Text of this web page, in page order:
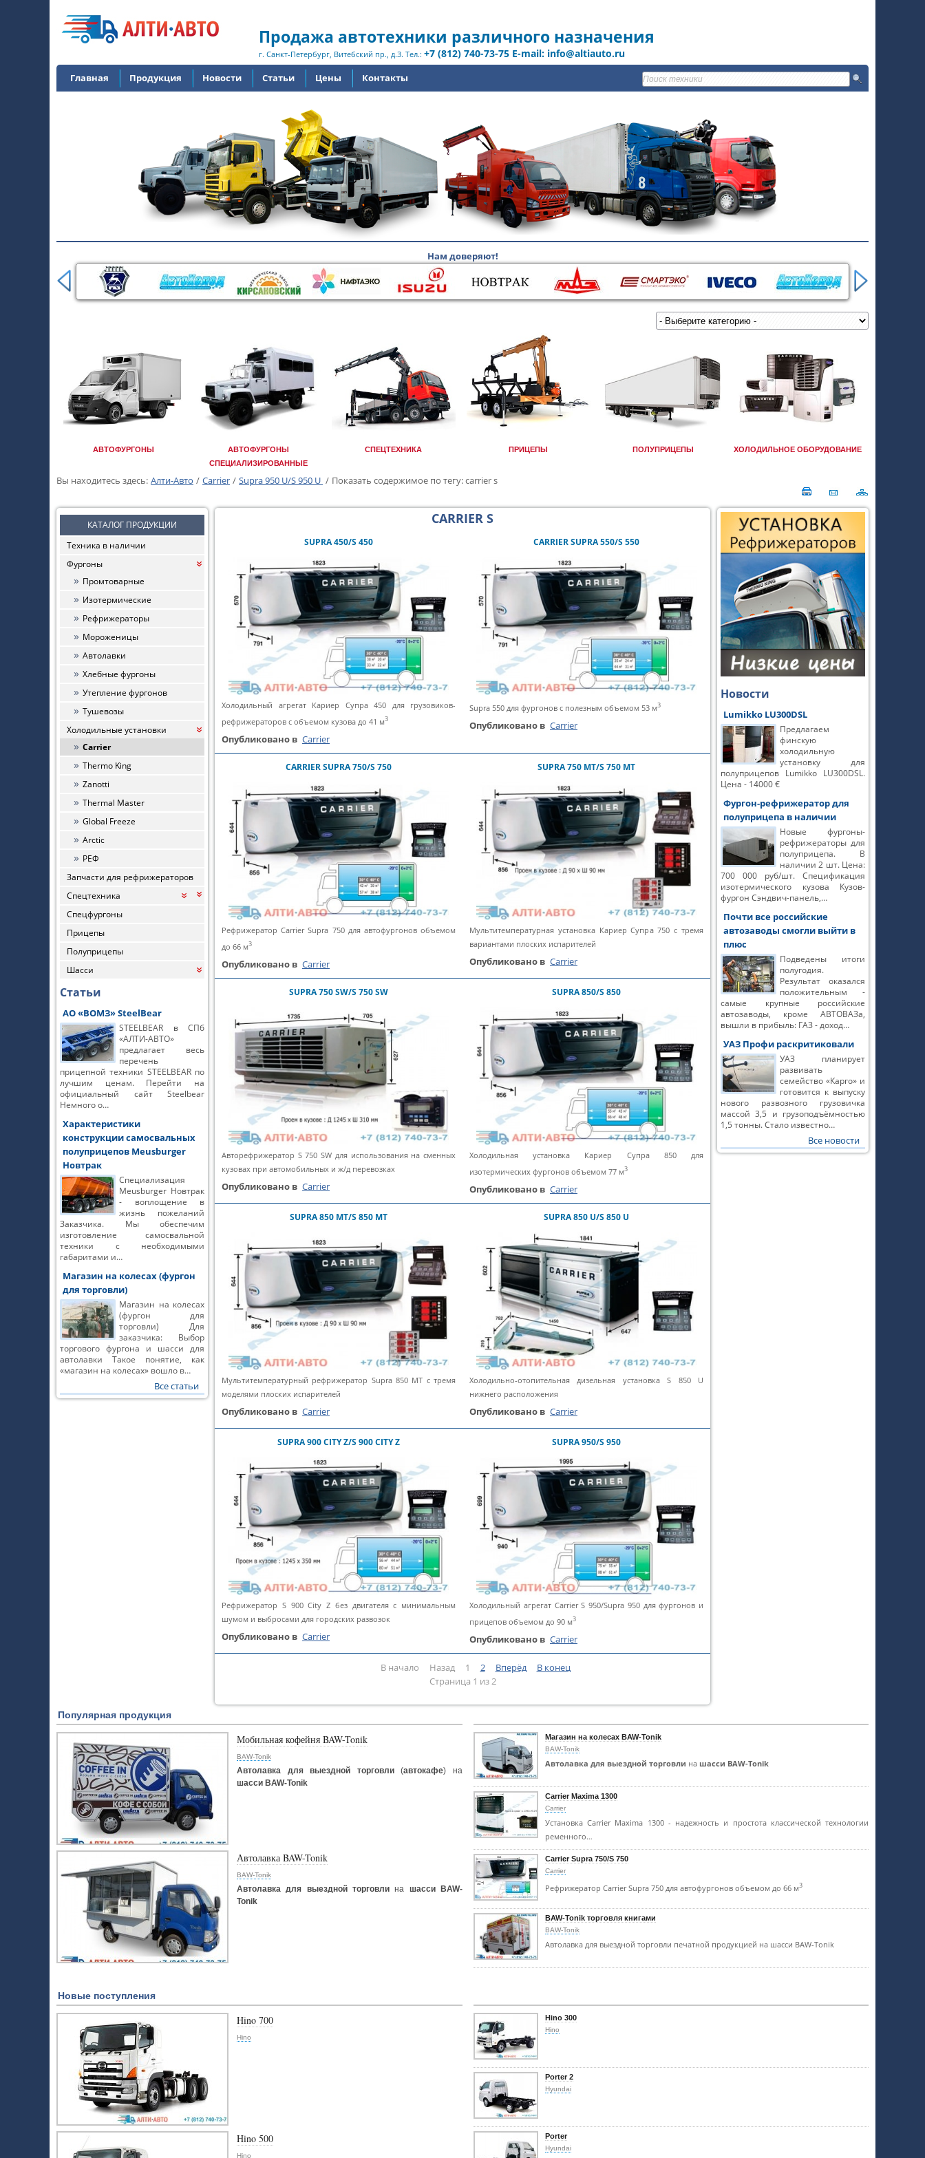
Продажа автотехники различного назначения
г. Санкт-Петербург, Витебский пр., д.3. Тел.: +7 (812) 740-73-75 E-mail: info@altiauto.ru
Главная Продукция Новости Статьи Цены Контакты
Нам доверяют!
АВТОФУРГОНЫ
АВТОФУРГОНЫ
СПЕЦИАЛИЗИРОВАННЫЕ
СПЕЦТЕХНИКА ПРИЦЕПЫ ПОЛУПРИЦЕПЫ ХОЛОДИЛЬНОЕ ОБОРУДОВАНИЕ
Вы находитесь здесь: Алти-Авто / Carrier / Supra 950 U/S 950 U / Показать содержимое по тегу: carrier s
КАТАЛОГ ПРОДУКЦИИ
Техника в наличии
Фургоны
«
Промтоварные
Изотермические
Рефрижераторы
Мороженицы
Автолавки
Хлебные фургоны
Утепление фургонов
Тушевозы
Холодильные установки
«
Carrier
Thermo King
Zanotti
Thermal Master
Global Freeze
Arctic
РЕФ
Запчасти для рефрижераторов
«
Спецтехника «
Спецфургоны
Прицепы
Полуприцепы
Шасси
«
Статьи
АО «ВОМЗ» SteelBear
STEELBEAR в СПб
«АЛТИ-АВТО»
предлагает весь
перечень
прицепной техники STEELBEAR по
лучшим ценам. Перейти на
официальный сайт Steelbear
Немного о…
Характеристики
конструкции самосвальных
полуприцепов Meusburger
Новтрак
Специализация
Meusburger Новтрак
- воплощение в
жизнь пожеланий
Заказчика. Мы обеспечим
изготовление самосвальной
техники с необходимыми
габаритами и…
Магазин на колесах (фургон
для торговли)
Магазин на колесах
(фургон для
торговли) Для
заказчика: Выбор
торгового фургона и шасси для
автолавки Такое понятие, как
«магазин на колесах» вошло в…
Все статьи
CARRIER S
SUPRA 450/S 450
Холодильный агрегат Кариер Супра 450 для грузовиков-
рефрижераторов с объемом кузова до 41 м3
Опубликовано в Carrier
CARRIER SUPRA 550/S 550
Supra 550 для фургонов с полезным объемом 53 м3
Опубликовано в Carrier
CARRIER SUPRA 750/S 750
Рефрижератор Carrier Supra 750 для автофургонов объемом
до 66 м3
Опубликовано в Carrier
SUPRA 750 MT/S 750 MT
Мультитемпературная установка Кариер Супра 750 с тремя
вариантами плоских испарителей
Опубликовано в Carrier
SUPRA 750 SW/S 750 SW
Авторефрижератор S 750 SW для использования на сменных
кузовах при автомобильных и ж/д перевозках
Опубликовано в Carrier
SUPRA 850/S 850
Холодильная установка Кариер Супра 850 для
изотермических фургонов объемом 77 м3
Опубликовано в Carrier
SUPRA 850 MT/S 850 MT
Мультитемпературный рефрижератор Supra 850 MT с тремя
моделями плоских испарителей
Опубликовано в Carrier
SUPRA 850 U/S 850 U
Холодильно-отопительная дизельная установка S 850 U
нижнего расположения
Опубликовано в Carrier
SUPRA 900 CITY Z/S 900 CITY Z
Рефрижератор S 900 City Z без двигателя с минимальным
шумом и выбросами для городских развозок
Опубликовано в Carrier
SUPRA 950/S 950
Холодильный агрегат Carrier S 950/Supra 950 для фургонов и
прицепов объемом до 90 м3
Опубликовано в Carrier
В начало Назад 1 2 Вперёд
В конец
Страница 1 из 2
Новости
Lumikko LU300DSL
Предлагаем
финскую
холодильную
установку для
полуприцепов Lumikko LU300DSL.
Цена - 14000 €
Фургон-рефрижератор для
полуприцепа в наличии
Новые фургоны-
рефрижераторы для
полуприцепа. В
наличии 2 шт. Цена:
700 000 руб/шт. Спецификация
изотермического кузова Кузов-
фургон Сэндвич-панель,…
Почти все российские
автозаводы смогли выйти в
плюс
Подведены итоги
полугодия.
Результат оказался
положительным -
самые крупные российские
автозаводы, кроме АВТОВАЗа,
вышли в прибыль: ГАЗ - доход…
УАЗ Профи раскритиковали
УАЗ планирует
развивать
семейство «Карго» и
готовится к выпуску
нового развозного грузовичка
массой 3,5 и грузоподъёмностью
1,5 тонны. Стало известно…
Все новости
Популярная продукция
Мобильная кофейня BAW-Tonik
BAW-Tonik
Автолавка для выездной торговли(автокафе) на
шасси BAW-Tonik
Автолавка BAW-Tonik
BAW-Tonik
Автолавка для выездной торговли на шасси BAW-
Tonik
Магазин на колесах BAW-Tonik
BAW-Tonik
Автолавка для выездной торговли на шасси BAW-Tonik
Carrier Maxima 1300
Carrier
Установка Carrier Maxima 1300 - надежность и простота классической технологии
ременного…
Carrier Supra 750/S 750
Carrier
Рефрижератор Carrier Supra 750 для автофургонов объемом до 66 м3
BAW-Tonik торговля книгами
BAW-Tonik
Автолавка для выездной торговли печатной продукцией на шасси BAW-Tonik
Новые поступления
Hino 700
Hino
Hino 500
Hino
Hino 300
Hino
Porter 2
Hyundai
Porter
Hyundai